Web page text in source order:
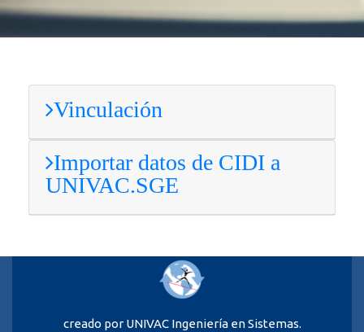
Vinculación
Importar datos de CIDI a
UNIVAC.SGE
creado por UNIVAC Ingeniería en Sistemas.